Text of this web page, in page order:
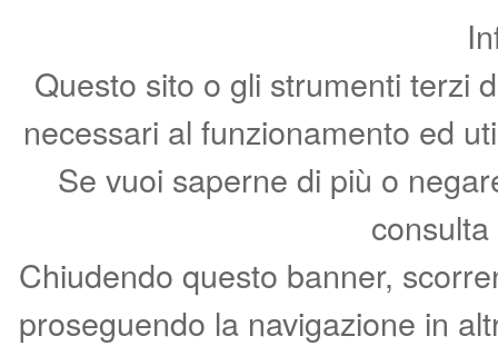
Questo sito o gli strumenti terzi
necessari al funzionamento ed
Se vuoi saperne di più o
Chiudendo questo banner,
proseguendo la navigazione in